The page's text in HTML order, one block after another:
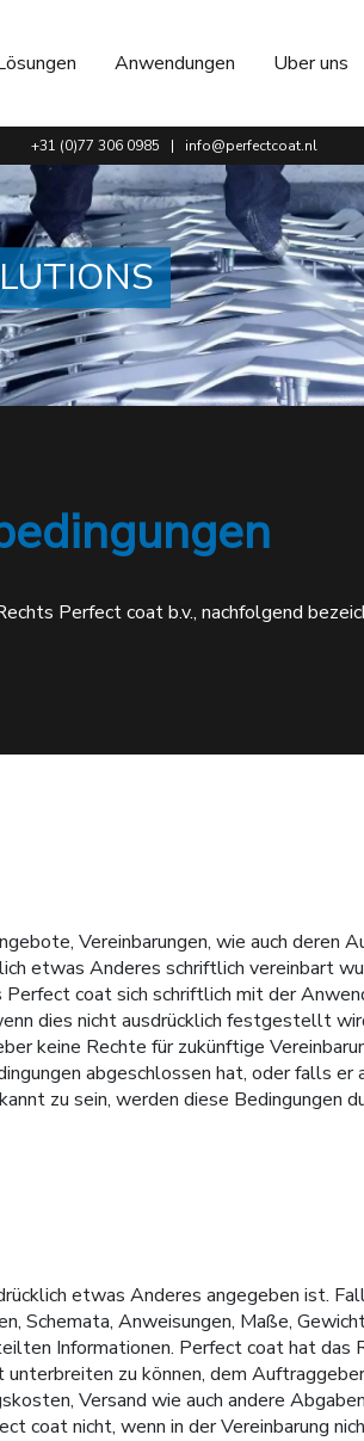
Anwendungen Uber uns
+31 (0)77 306 0985 | info@perfectcoat.nl
Perfect coat b.v., nachfolgend
Vereinbarungen, wie auch deren
etwas Anderes schriftlich vereinbart
coat sich schriftlich mit der
dies nicht ausdrücklich festgestellt
keine Rechte für zukünftige
abgeschlossen hat, oder falls
zu sein, werden diese Bedingungen
etwas Anderes angegeben ist.
Schemata, Anweisungen, Maße,
Informationen. Perfect coat hat
zu können, dem
Versand wie auch andere
coat nicht, wenn in der Vereinbarung